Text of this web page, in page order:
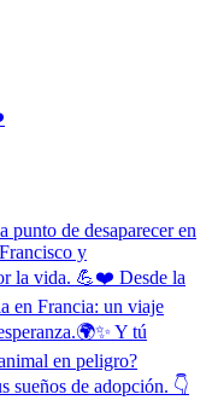
de desaparecer en
y
la vida. 💪❤️ Desde la
en Francia: un viaje
Y tú
en peligro?
sueños de adopción. 👇